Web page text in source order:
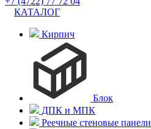
КАТАЛОГ
Кирпич
Блок
ДПК и МПК
Реечные стеновые панели